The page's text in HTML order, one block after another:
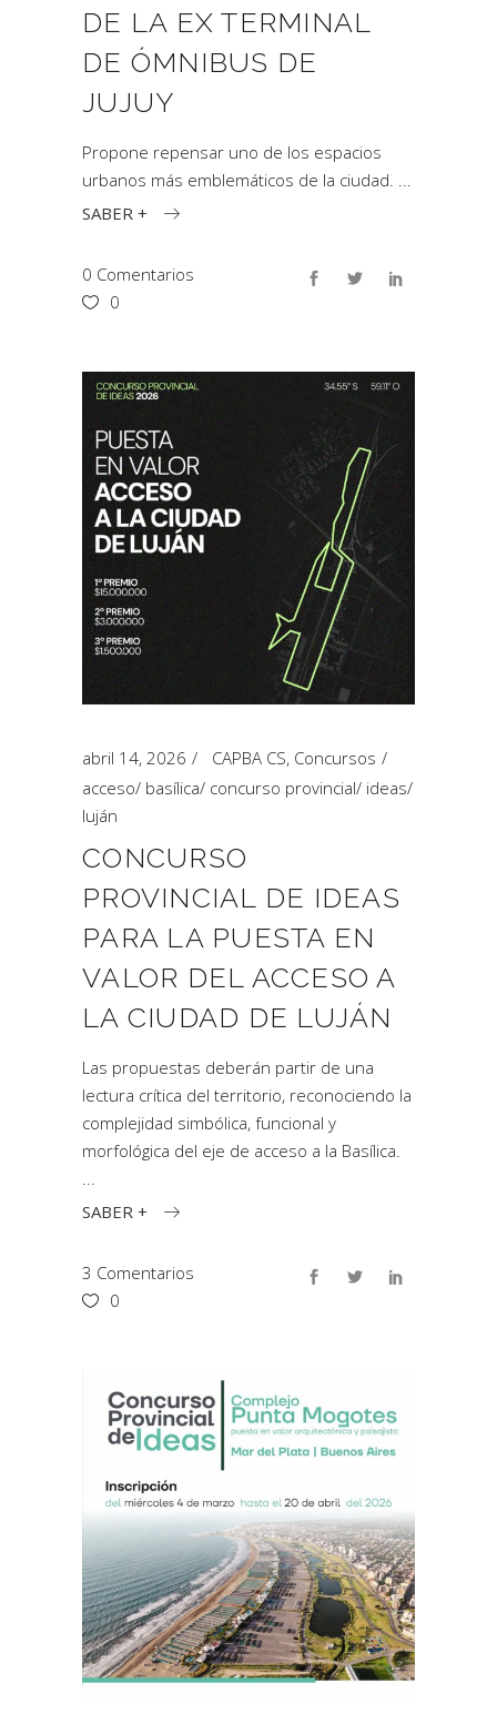
DE LA EX TERMINAL
DE ÓMNIBUS DE
JUJUY
Propone repensar uno de los espacios
urbanos más emblemáticos de la ciudad.
SABER +
0 Comentarios
0
abril 14, 2026 CAPBA CS, Concursos
acceso/ basílica/ concurso provincial/ ideas/
luján
CONCURSO
PROVINCIAL DE IDEAS
PARA LA PUESTA EN
VALOR DEL ACCESO A
LA CIUDAD DE LUJÁN
Las propuestas deberán partir de una
lectura crítica del territorio, reconociendo la
complejidad simbólica, funcional y
morfológica del eje de acceso a la Basílica.
SABER +
3 Comentarios
0